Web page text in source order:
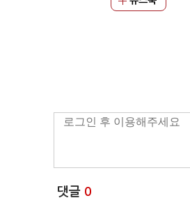
댓글 0